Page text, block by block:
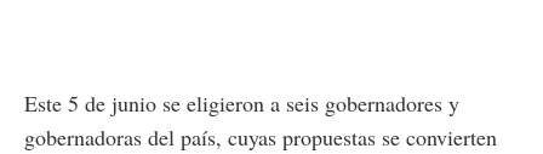
Este 5 de junio se eligieron a seis gobernadores y
gobernadoras del país, cuyas propuestas se convierten